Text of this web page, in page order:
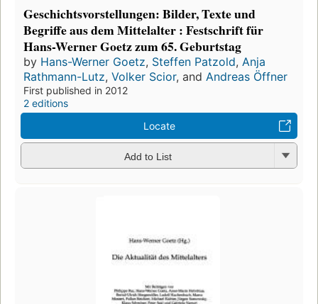
Geschichtsvorstellungen: Bilder, Texte und
Begriffe aus dem Mittelalter : Festschrift für
Hans-Werner Goetz zum 65. Geburtstag
by Hans-Werner Goetz, Steffen Patzold, Anja
Rathmann-Lutz, Volker Scior, and Andreas Öffner
First published in 2012
2 editions
Locate
Add to List